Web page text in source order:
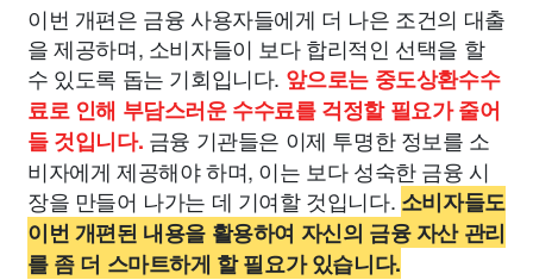
이번 개편은 금융 사용자들에게 더 나은 조건의 대출
을 제공하며, 소비자들이 보다 합리적인 선택을 할
수 있도록 돕는 기회입니다. 앞으로는 중도상환수수
료로 인해 부담스러운 수수료를 걱정할 필요가 줄어
들 것입니다. 금융 기관들은 이제 투명한 정보를 소
비자에게 제공해야 하며, 이는 보다 성숙한 금융 시
장을 만들어 나가는 데 기여할 것입니다. 소비자들도
이번 개편된 내용을 활용하여 자신의 금융 자산 관리
를 좀 더 스마트하게 할 필요가 있습니다.